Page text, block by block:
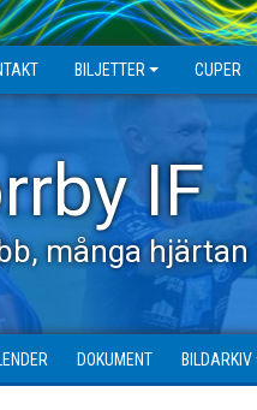
BILJETTER CUPER
IF
många hjärtan
DOKUMENT BILDARKIV